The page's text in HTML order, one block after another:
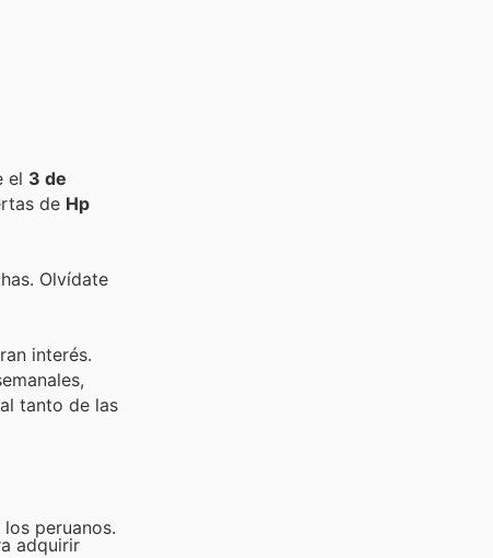
el 3 de
de Hp
Olvídate
interés.
tanto de las
peruanos.
adquirir